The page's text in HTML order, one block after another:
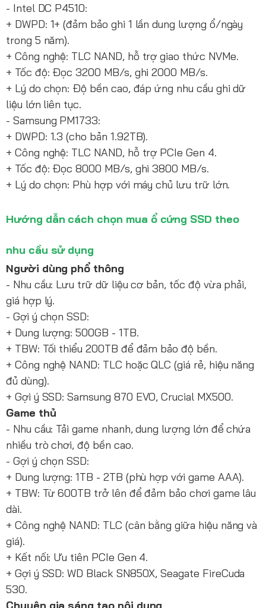
- Intel DC P4510:
+ DWPD: 1+ (đảm bảo ghi 1 lần dung lượng ổ/ngày
trong 5 năm).
+ Công nghệ: TLC NAND, hỗ trợ giao thức NVMe.
+ Tốc độ: Đọc 3200 MB/s, ghi 2000 MB/s.
+ Lý do chọn: Độ bền cao, đáp ứng nhu cầu ghi dữ
liệu lớn liên tục.
- Samsung PM1733:
+ DWPD: 1.3 (cho bản 1.92TB).
+ Công nghệ: TLC NAND, hỗ trợ PCIe Gen 4.
+ Tốc độ: Đọc 8000 MB/s, ghi 3800 MB/s.
+ Lý do chọn: Phù hợp với máy chủ lưu trữ lớn.
Hướng dẫn cách chọn mua ổ cứng SSD theo
nhu cầu sử dụng
Người dùng phổ thông
- Nhu cầu: Lưu trữ dữ liệu cơ bản, tốc độ vừa phải,
giá hợp lý.
- Gợi ý chọn SSD:
+ Dung lượng: 500GB - 1TB.
+ TBW: Tối thiểu 200TB để đảm bảo độ bền.
+ Công nghệ NAND: TLC hoặc QLC (giá rẻ, hiệu năng
đủ dùng).
+ Gợi ý SSD: Samsung 870 EVO, Crucial MX500.
Game thủ
- Nhu cầu: Tải game nhanh, dung lượng lớn để chứa
nhiều trò chơi, độ bền cao.
- Gợi ý chọn SSD:
+ Dung lượng: 1TB - 2TB (phù hợp với game AAA).
+ TBW: Từ 600TB trở lên để đảm bảo chơi game lâu
dài.
+ Công nghệ NAND: TLC (cân bằng giữa hiệu năng và
giá).
+ Kết nối: Ưu tiên PCIe Gen 4.
+ Gợi ý SSD: WD Black SN850X, Seagate FireCuda
530.
Chuyên gia sáng tạo nội dung